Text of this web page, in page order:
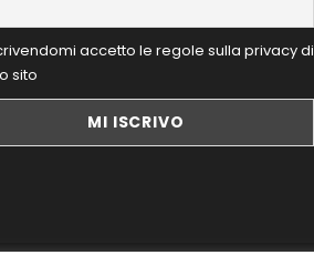
accetto le regole sulla privacy di
sito